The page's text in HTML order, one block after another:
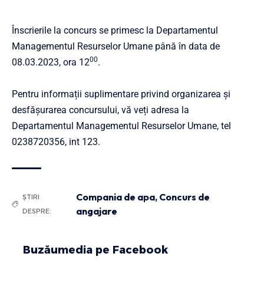
Înscrierile la concurs se primesc la Departamentul
Managementul Resurselor Umane până în data de
08.03.2023, ora 1200.
Pentru informații suplimentare privind organizarea și
desfășurarea concursului, vă veți adresa la
Departamentul Managementul Resurselor Umane, tel
0238720356, int 123.
ȘTIRI
DESPRE:
Compania de apa, Concurs de
angajare
Buzăumedia pe Facebook